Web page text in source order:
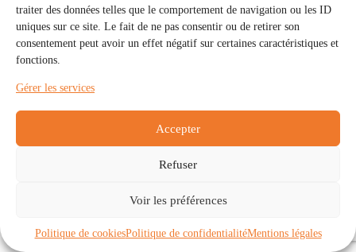
traiter des données telles que le comportement de navigation ou les ID
uniques sur ce site. Le fait de ne pas consentir ou de retirer son
consentement peut avoir un effet négatif sur certaines caractéristiques et
fonctions.
Gérer les services
Accepter
Refuser
Voir les préférences
Politique de cookiesPolitique de confidentialitéMentions légales
Communautés
À propos
Politique de cookies (UE)